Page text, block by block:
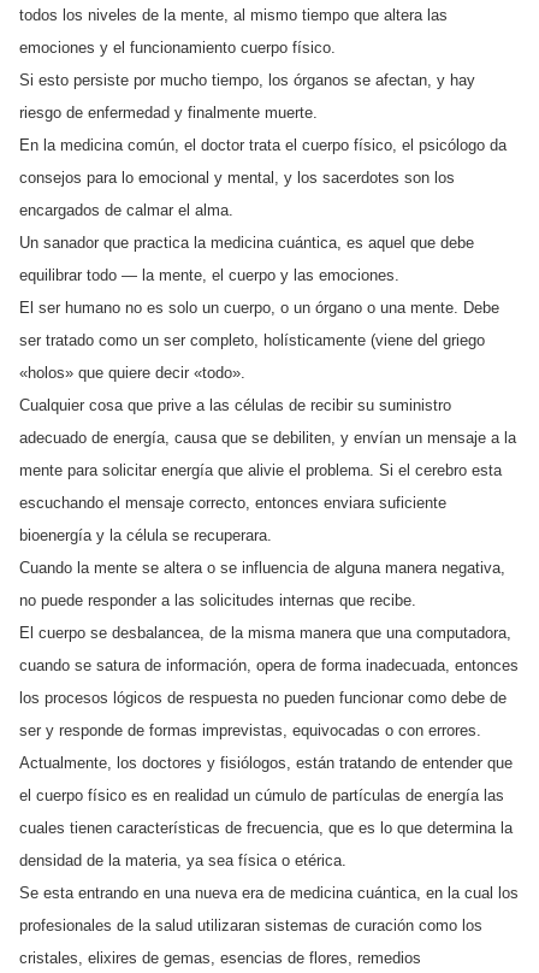
todos los niveles de la mente, al mismo tiempo que altera las
emociones y el funcionamiento cuerpo físico.
Si esto persiste por mucho tiempo, los órganos se afectan, y hay
riesgo de enfermedad y finalmente muerte.
En la medicina común, el doctor trata el cuerpo físico, el psicólogo da
consejos para lo emocional y mental, y los sacerdotes son los
encargados de calmar el alma.
Un sanador que practica la medicina cuántica, es aquel que debe
equilibrar todo — la mente, el cuerpo y las emociones.
El ser humano no es solo un cuerpo, o un órgano o una mente. Debe
ser tratado como un ser completo, holísticamente (viene del griego
«holos» que quiere decir «todo».
Cualquier cosa que prive a las células de recibir su suministro
adecuado de energía, causa que se debiliten, y envían un mensaje a la
mente para solicitar energía que alivie el problema. Si el cerebro esta
escuchando el mensaje correcto, entonces enviara suficiente
bioenergía y la célula se recuperara.
Cuando la mente se altera o se influencia de alguna manera negativa,
no puede responder a las solicitudes internas que recibe.
El cuerpo se desbalancea, de la misma manera que una computadora,
cuando se satura de información, opera de forma inadecuada, entonces
los procesos lógicos de respuesta no pueden funcionar como debe de
ser y responde de formas imprevistas, equivocadas o con errores.
Actualmente, los doctores y fisiólogos, están tratando de entender que
el cuerpo físico es en realidad un cúmulo de partículas de energía las
cuales tienen características de frecuencia, que es lo que determina la
densidad de la materia, ya sea física o etérica.
Se esta entrando en una nueva era de medicina cuántica, en la cual los
profesionales de la salud utilizaran sistemas de curación como los
cristales, elixires de gemas, esencias de flores, remedios